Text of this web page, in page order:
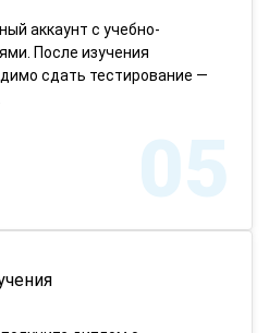
аккаунт с учебно-
После изучения
сдать тестирование —
05